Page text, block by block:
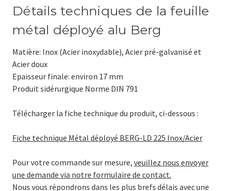
Détails techniques de la feuille
métal déployé alu Berg
Matière: Inox (Acier inoxydable), Acier pré-galvanisé et
Acier doux
Epaisseur finale: environ 17 mm
Produit sidérurgique Norme DIN 791
Télécharger la fiche technique du produit, ci-dessous :
Fiche technique Métal déployé BERG-LD 225 Inox/Acier
Pour votre commande sur mesure, veuillez nous envoyer
une demande via notre formulaire de contact.
Nous vous répondrons dans les plus brefs délais avec une